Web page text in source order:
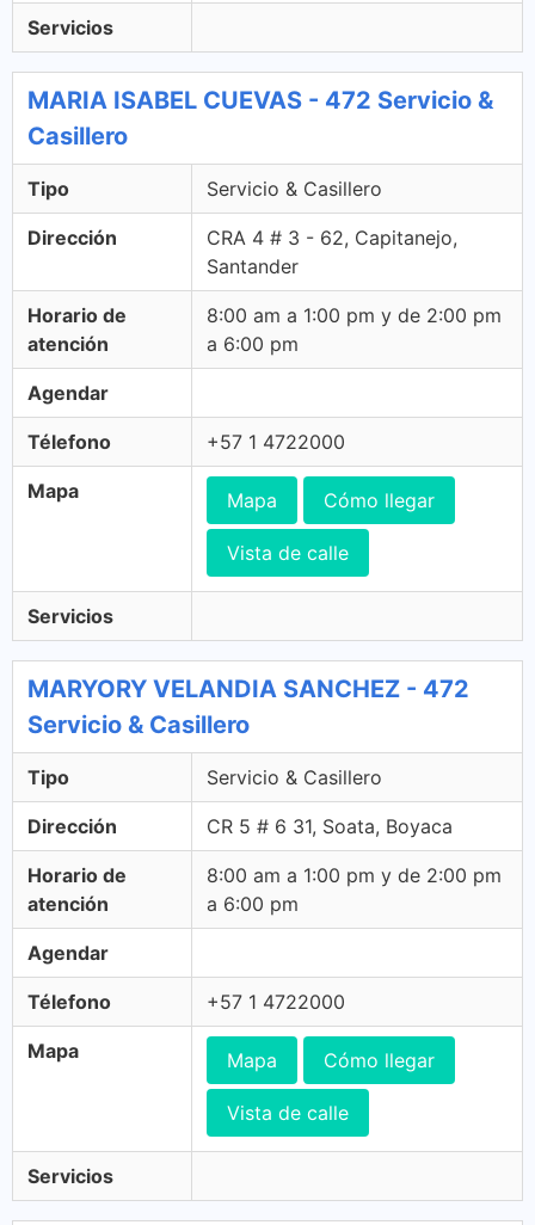
Servicios
MARIA ISABEL CUEVAS - 472 Servicio &
Casillero
Tipo Servicio & Casillero
Dirección
CRA 4 # 3 - 62, Capitanejo,
Santander
Horario de
atención
8:00 am a 1:00 pm y de 2:00 pm
a 6:00 pm
Agendar
Télefono +57 1 4722000
Mapa Mapa Cómo llegar
Vista de calle
Servicios
MARYORY VELANDIA SANCHEZ - 472
Servicio & Casillero
Tipo Servicio & Casillero
Dirección CR 5 # 6 31, Soata, Boyaca
Horario de
atención
8:00 am a 1:00 pm y de 2:00 pm
a 6:00 pm
Agendar
Télefono +57 1 4722000
Mapa Mapa Cómo llegar
Vista de calle
Servicios